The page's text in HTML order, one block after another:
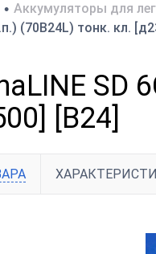
• Аккумуляторы для
(70B24L) тонк. кл.
SD
[B24]